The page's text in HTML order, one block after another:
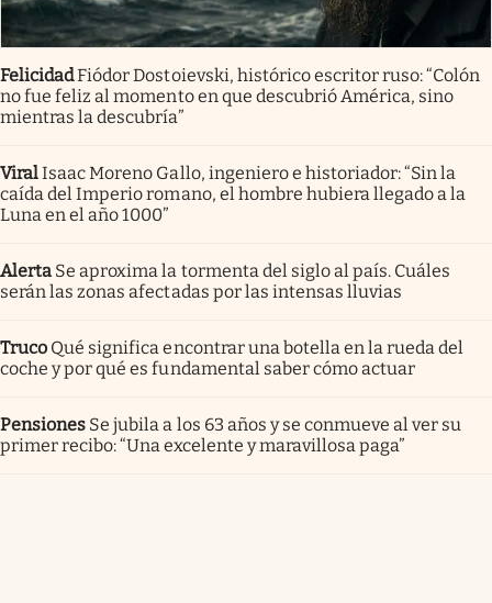
FelicidadFiódor Dostoievski, histórico escritor ruso: “Colón
no fue feliz al momento en que descubrió América, sino
mientras la descubría”
ViralIsaac Moreno Gallo, ingeniero e historiador: “Sin la
caída del Imperio romano, el hombre hubiera llegado a la
Luna en el año 1000”
Alerta Se aproxima la tormenta del siglo al país. Cuáles
serán las zonas afectadas por las intensas lluvias
Truco Qué significa encontrar una botella en la rueda del
coche y por qué es fundamental saber cómo actuar
Pensiones Se jubila a los 63 años y se conmueve al ver su
primer recibo: “Una excelente y maravillosa paga”